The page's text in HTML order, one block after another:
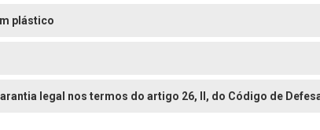
plástico
legal nos termos do artigo 26, II, do Código de